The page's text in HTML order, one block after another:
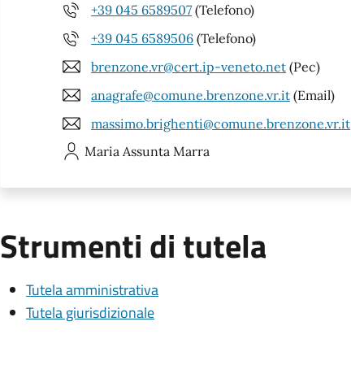
+39 045 6589507 (Telefono)
+39 045 6589506 (Telefono)
brenzone.vr@cert.ip-veneto.net (Pec)
anagrafe@comune.brenzone.vr.it (Email)
massimo.brighenti@comune.brenzone.vr.it
Maria Assunta Marra
Strumenti di tutela
Tutela amministrativa
Tutela giurisdizionale